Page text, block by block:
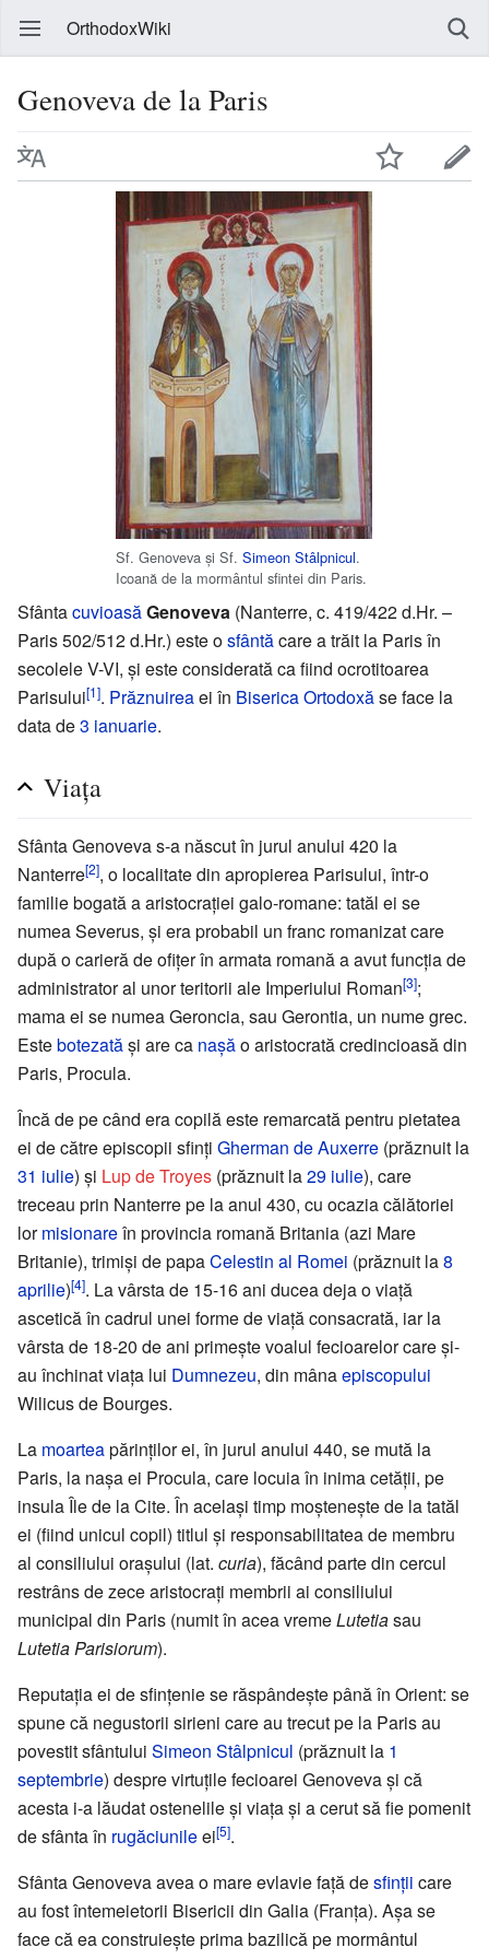
OrthodoxWiki
Genoveva de la Paris
Sf. Genoveva și Sf. Simeon Stâlpnicul.
Icoană de la mormântul sfintei din Paris.
SfântacuvioasăGenoveva (Nanterre, c. 419/422 d.Hr. –
Paris 502/512 d.Hr.) este osfântăcare a trăit la Paris în
secolele V-VI, și este considerată ca fiind ocrotitoarea
Parisului[1]. Prăznuireaei în Biserica Ortodoxăse face la
data de3 ianuarie.
Viața
Sfânta Genoveva s-a născut în jurul anului 420 la
Nanterre[2], o localitate din apropierea Parisului, într-o
familie bogată a aristocrației galo-romane: tatăl ei se
numea Severus, și era probabil un franc romanizat care
după o carieră de ofițer în armata romană a avut funcția de
administrator al unor teritorii ale Imperiului Roman[3];
mama ei se numea Geroncia, sau Gerontia, un nume grec.
Estebotezatăși are ca nașăo aristocrată credincioasă din
Paris, Procula.
Încă de pe când era copilă este remarcată pentru pietatea
ei de către episcopii sfinți Gherman de Auxerre (prăznuit la
31 iulie) și Lup de Troyes (prăznuit la29 iulie), care
treceau prin Nanterre pe la anul 430, cu ocazia călătoriei
lormisionareîn provincia romană Britania (azi Mare
Britanie), trimiși de papaCelestin al Romei (prăznuit la8
aprilie)[4]. La vârsta de 15-16 ani ducea deja o viață
ascetică în cadrul unei forme de viață consacrată, iar la
vârsta de 18-20 de ani primește voalul fecioarelor care și-
au închinat viața lui Dumnezeu, din mânaepiscopului
Wilicus de Bourges.
La moarteapărinților ei, în jurul anului 440, se mută la
Paris, la nașa ei Procula, care locuia în inima cetății, pe
insula Île de la Cite. În același timp moștenește de la tatăl
ei (fiind unicul copil) titlul și responsabilitatea de membru
al consiliului orașului (lat. curia), făcând parte din cercul
restrâns de zece aristocrați membrii ai consiliului
municipal din Paris (numit în acea vremeLutetiasau
Lutetia Parisiorum).
Reputația ei de sfințenie se răspândește până în Orient: se
spune că negustorii sirieni care au trecut pe la Paris au
povestit sfântului Simeon Stâlpnicul (prăznuit la 1
septembrie) despre virtuțile fecioarei Genoveva și că
acesta i-a lăudat ostenelile și viața și a cerut să fie pomenit
de sfânta în rugăciunileei[5].
Sfânta Genoveva avea o mare evlavie față desfinții care
au fost întemeietorii Bisericii din Galia (Franța). Așa se
face că ea construiește prima bazilică pe mormântul